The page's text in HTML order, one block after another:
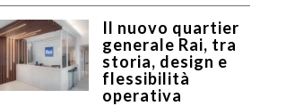
Il nuovo quartier
generale Rai, tra
storia, design e
flessibilità
operativa